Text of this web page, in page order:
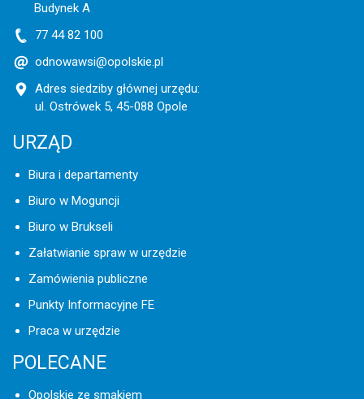
Budynek A
77 44 82 100
odnowawsi@opolskie.pl
Adres siedziby głównej urzędu:
ul. Ostrówek 5, 45-088 Opole
URZĄD
Biura i departamenty
Biuro w Moguncji
Biuro w Brukseli
Załatwianie spraw w urzędzie
Zamówienia publiczne
Punkty Informacyjne FE
Praca w urzędzie
POLECANE
Opolskie ze smakiem